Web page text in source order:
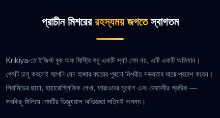
প্রাচীন মিশরের রহস্যময় জগতেস্বাগতম
Krikiya-তে ইজিপ্ট বুক অফ মিস্ট্রি শুধু একটি স্লট গেম নয়, এটি একটি অভিযান।
গেমটি চালু করলেই আপনি যেন হাজার বছরের পুরনো মিশরীয় সভ্যতার মাঝে প্রবেশ করেন।
পিরামিডের ছায়া, হায়ারোগ্লিফিক লেখা, ফারাওদের মুখোশ এবং দেবদেবীর প্রতীক —
সবকিছু মিলিয়ে গেমটির ভিজ্যুয়াল অভিজ্ঞতা সত্যিই অনন্য।